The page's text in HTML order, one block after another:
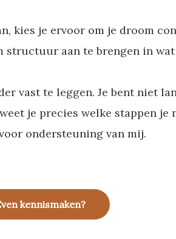
kies je ervoor om je droom
aan te brengen in
vast te leggen. Je bent niet
je precies welke stappen
ondersteuning van mij.
kennismaken?